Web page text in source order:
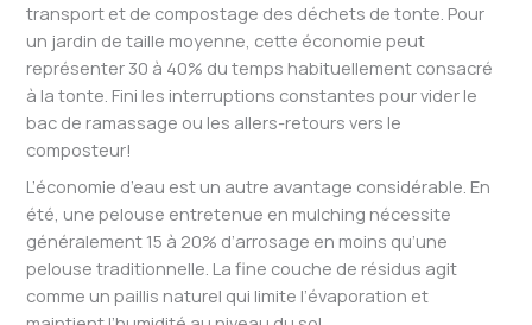
transport et de compostage des déchets de tonte. Pour
un jardin de taille moyenne, cette économie peut
représenter 30 à 40% du temps habituellement consacré
à la tonte. Fini les interruptions constantes pour vider le
bac de ramassage ou les allers-retours vers le
composteur!
L’économie d’eau est un autre avantage considérable. En
été, une pelouse entretenue en mulching nécessite
généralement 15 à 20% d’arrosage en moins qu’une
pelouse traditionnelle. La fine couche de résidus agit
comme un paillis naturel qui limite l’évaporation et